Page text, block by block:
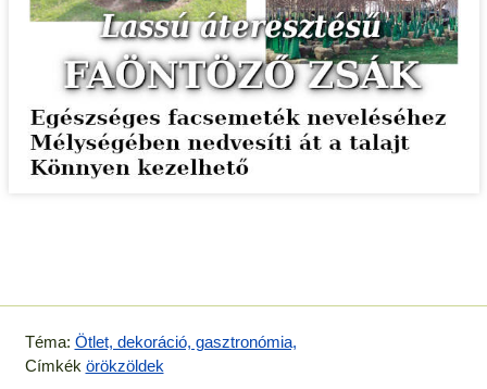
Téma: Ötlet, dekoráció, gasztronómia,
Címkék örökzöldek